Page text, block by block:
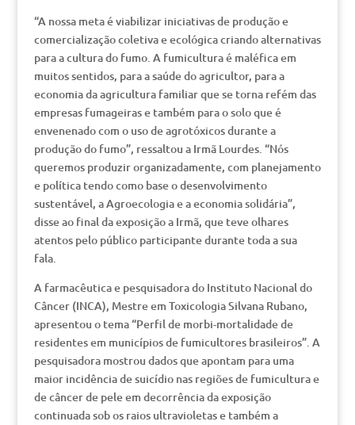
“A nossa meta é viabilizar iniciativas de produção e
comercialização coletiva e ecológica criando alternativas
para a cultura do fumo. A fumicultura é maléfica em
muitos sentidos, para a saúde do agricultor, para a
economia da agricultura familiar que se torna refém das
empresas fumageiras e também para o solo que é
envenenado com o uso de agrotóxicos durante a
produção do fumo”, ressaltou a Irmã Lourdes. “Nós
queremos produzir organizadamente, com planejamento
e política tendo como base o desenvolvimento
sustentável, a Agroecologia e a economia solidária”,
disse ao final da exposição a Irmã, que teve olhares
atentos pelo público participante durante toda a sua
fala.
A farmacêutica e pesquisadora do Instituto Nacional do
Câncer (INCA), Mestre em Toxicologia Silvana Rubano,
apresentou o tema “Perfil de morbi-mortalidade de
residentes em municípios de fumicultores brasileiros”. A
pesquisadora mostrou dados que apontam para uma
maior incidência de suicídio nas regiões de fumicultura e
de câncer de pele em decorrência da exposição
continuada sob os raios ultravioletas e também a